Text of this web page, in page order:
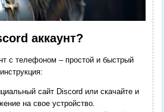
аккаунт?
с телефоном – простой и быстрый
сайт Discord или скачайте и
на свое устройство.